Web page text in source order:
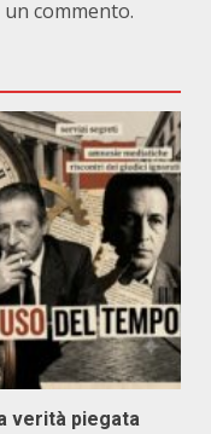
commento.
verità piegata